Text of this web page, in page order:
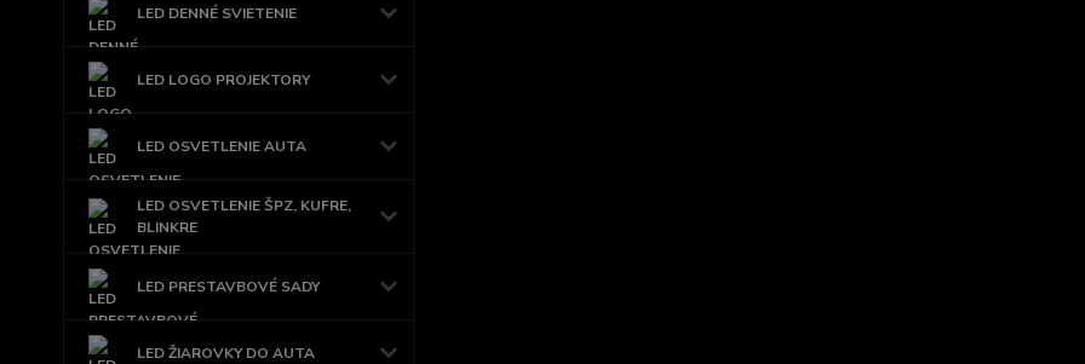
LED DENNÉ SVIETENIE
LED LOGO PROJEKTORY
LED OSVETLENIE AUTA
LED OSVETLENIE ŠPZ, KUFRE,
BLINKRE
LED PRESTAVBOVÉ SADY
LED ŽIAROVKY DO AUTA